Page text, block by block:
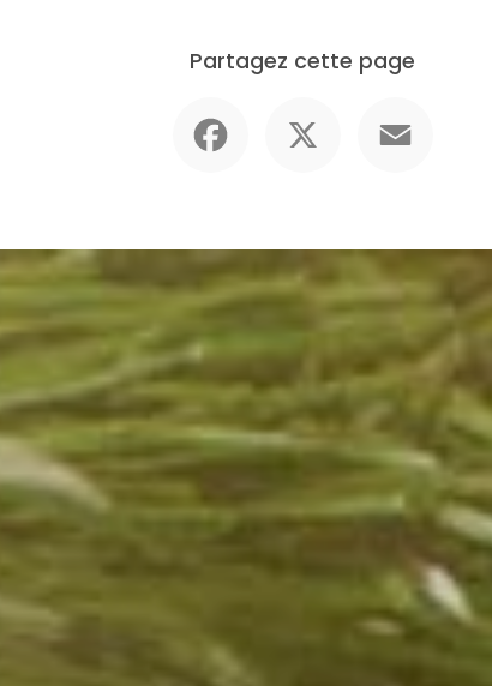
Partagez cette page